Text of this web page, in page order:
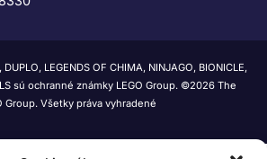
LEGENDS OF CHIMA, NINJAGO, BIONICLE,
sú ochranné známky LEGO Group. ©2026 The
Group. Všetky práva vyhradené